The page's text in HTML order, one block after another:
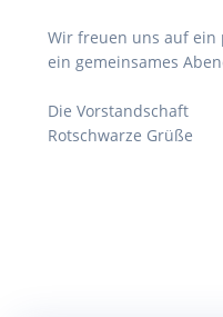
Wir freuen uns auf ein
ein gemeinsames
Die Vorstandschaft
Rotschwarze Grüße